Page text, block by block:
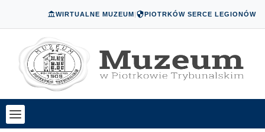
WIRTUALNE MUZEUM| PIOTRKÓW SERCE LEGIONÓW